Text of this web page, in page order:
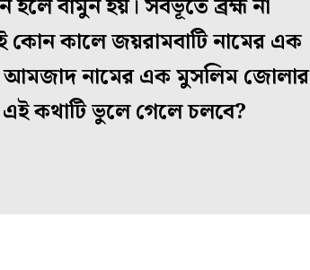
হলে বামুন হয়। সর্বভূতে ব্রহ্ম না
কোন কালে জয়রামবাটি নামের এক
আমজাদ নামের এক মুসলিম জোলার
কথাটি ভুলে গেলে চলবে?